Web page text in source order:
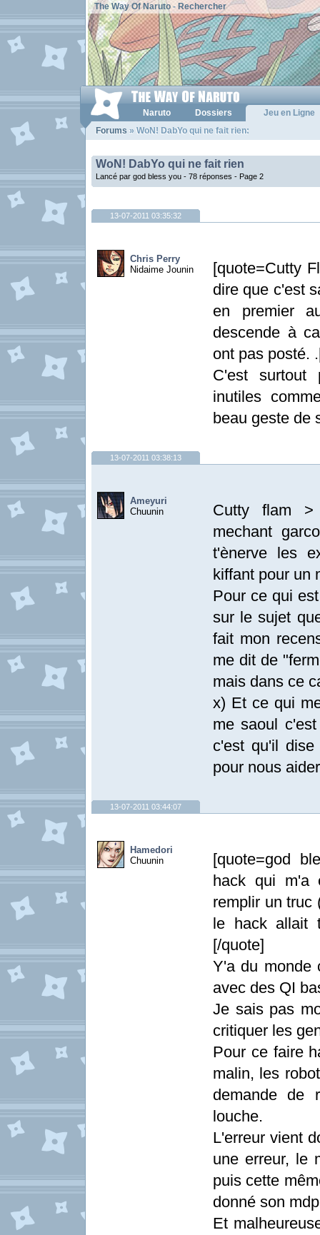
The Way Of Naruto- Rechercher
Naruto Dossiers
Jeu en Ligne
Forums » WoN! DabYo qui ne fait rien:
WoN! DabYo qui ne fait rien
Lancé par god bless you - 78 réponses - Page 2
13-07-2011 03:35:32
Chris Perry
Nidaime Jounin
[quote=Cutty
dire que c'est
en premier
descende à
ont pas posté.
C'est surtout
inutiles
beau geste de
13-07-2011 03:38:13
Ameyuri
Chuunin
Cutty flam >
mechant
t'ènerve les
kiffant pour un
Pour ce qui
sur le sujet
fait mon
me dit de
mais dans ce
x) Et ce qui
me saoul
c'est qu'il
pour nous
13-07-2011 03:44:07
Hamedori
Chuunin
[quote=god
hack qui m'a
remplir un truc
le hack allait
[/quote]
Y'a du monde
avec des QI
Je sais pas
critiquer les
Pour ce faire
malin, les
demande de
louche.
L'erreur vient
une erreur, le
puis cette
donné son
Et